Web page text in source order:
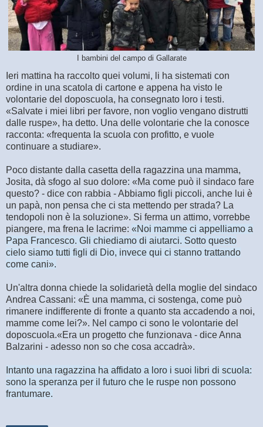
I bambini del campo di Gallarate
Ieri mattina ha raccolto quei volumi, li ha sistemati con
ordine in una scatola di cartone e appena ha visto le
volontarie del doposcuola, ha consegnato loro i testi.
«Salvate i miei libri per favore, non voglio vengano distrutti
dalle ruspe», ha detto. Una delle volontarie che la conosce
racconta: «frequenta la scuola con profitto, e vuole
continuare a studiare».
Poco distante dalla casetta della ragazzina una mamma,
Josita, dà sfogo al suo dolore: «Ma come può il sindaco fare
questo? - dice con rabbia - Abbiamo figli piccoli, anche lui è
un papà, non pensa che ci sta mettendo per strada? La
tendopoli non è la soluzione». Si ferma un attimo, vorrebbe
piangere, ma frena le lacrime: «Noi mamme ci appelliamo a
Papa Francesco. Gli chiediamo di aiutarci. Sotto questo
cielo siamo tutti figli di Dio, invece qui ci stanno trattando
come cani».
Un'altra donna chiede la solidarietà della moglie del sindaco
Andrea Cassani: «È una mamma, ci sostenga, come può
rimanere indifferente di fronte a quanto sta accadendo a noi,
mamme come lei?». Nel campo ci sono le volontarie del
doposcuola.«Era un progetto che funzionava - dice Anna
Balzarini - adesso non so che cosa accadrà».
Intanto una ragazzina ha affidato a loro i suoi libri di scuola:
sono la speranza per il futuro che le ruspe non possono
frantumare.